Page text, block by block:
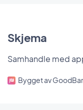
Skjema
Samhandle med
Bygget av